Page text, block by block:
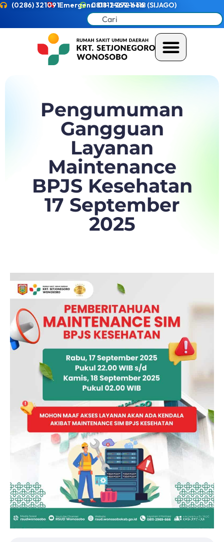
Emergensi 0811-2721-118 (SIJAGO)
0811-2969-666
(0286) 321091
Pengumuman
Gangguan
Layanan
Maintenance
BPJS Kesehatan
17 September
2025